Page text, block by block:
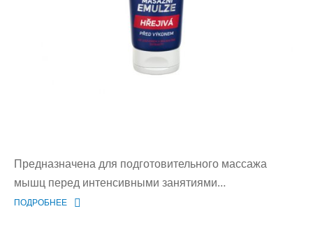
Предназначена для подготовительного массажа
мышц перед интенсивными занятиями…
ПОДРОБНЕЕ